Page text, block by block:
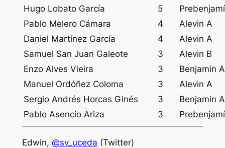
Hugo Lobato García
5
Pablo Melero Cámara
4
Alevin A
Daniel Martínez García
4
Alevin A
Samuel San Juan Galeote
3
Alevin B
Enzo Alves Vieira
3
Benjamin A
Manuel Ordóñez Coloma
3
Alevin A
Sergio Andrés Horcas Ginés
3
Benjamin A
Pablo Asencio Ariza
3
Edwin, @sv_uceda (Twitter)